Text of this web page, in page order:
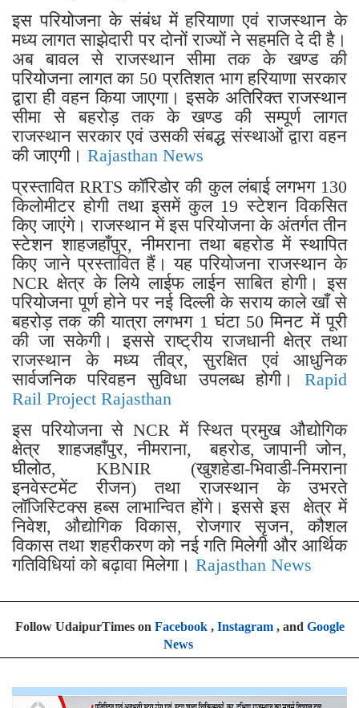
इस परियोजना के संबंध में हरियाणा एवं राजस्थान के
मध्य लागत साझेदारी पर दोनों राज्यों ने सहमति दे दी है।
अब बावल से राजस्थान सीमा तक के खण्ड की
परियोजना लागत का 50 प्रतिशत भाग हरियाणा सरकार
द्वारा ही वहन किया जाएगा। इसके अतिरिक्त राजस्थान
सीमा से बहरोड़ तक के खण्ड की सम्पूर्ण लागत
राजस्थान सरकार एवं उसकी संबद्ध संस्थाओं द्वारा वहन
की जाएगी। Rajasthan News
प्रस्तावित RRTS कॉरिडोर की कुल लंबाई लगभग 130
किलोमीटर होगी तथा इसमें कुल 19 स्टेशन विकसित
किए जाएंगे। राजस्थान में इस परियोजना के अंतर्गत तीन
स्टेशन शाहजहाँपुर, नीमराना तथा बहरोड में स्थापित
किए जाने प्रस्तावित हैं। यह परियोजना राजस्थान के
NCR क्षेत्र के लिये लाईफ लाईन साबित होगी। इस
परियोजना पूर्ण होने पर नई दिल्ली के सराय काले खाँ से
बहरोड़ तक की यात्रा लगभग 1 घंटा 50 मिनट में पूरी
की जा सकेगी। इससे राष्ट्रीय राजधानी क्षेत्र तथा
राजस्थान के मध्य तीव्र, सुरक्षित एवं आधुनिक
सार्वजनिक परिवहन सुविधा उपलब्ध होगी। Rapid
Rail Project Rajasthan
इस परियोजना से NCR में स्थित प्रमुख औद्योगिक
क्षेत्र शाहजहाँपुर, नीमराना, बहरोड, जापानी जोन,
घीलोठ, KBNIR (खुशहेडा-भिवाडी-निमराना
इनवेस्टमेंट रीजन) तथा राजस्थान के उभरते
लॉजिस्टिक्स हब्स लाभान्वित होंगे। इससे इस क्षेत्र में
निवेश, औद्योगिक विकास, रोजगार सृजन, कौशल
विकास तथा शहरीकरण को नई गति मिलेगी और आर्थिक
गतिविधियां को बढ़ावा मिलेगा। Rajasthan News
Follow UdaipurTimes on Facebook, Instagram, and Google
News